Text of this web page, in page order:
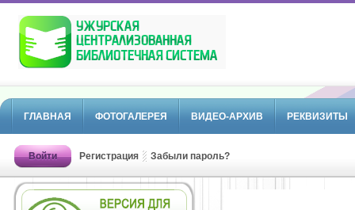
ГЛАВНАЯ ФОТОГАЛЕРЕЯ ВИДЕО-АРХИВ РЕКВИЗИТЫ
Войти Регистрация Забыли пароль?